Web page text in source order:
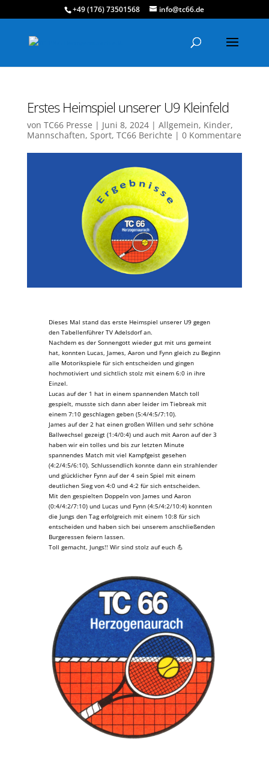
+49 (176) 73501568 info@tc66.de
Erstes Heimspiel unserer U9 Kleinfeld
von TC66 Presse | Juni 8, 2024| Allgemein, Kinder,
Mannschaften, Sport, TC66 Berichte | 0 Kommentare
Dieses Mal stand das erste Heimspiel unserer U9 gegen
den Tabellenführer TV Adelsdorf an.
Nachdem es der Sonnengott wieder gut mit uns gemeint
hat, konnten Lucas, James, Aaron und Fynn gleich zu Beginn
alle Motorikspiele für sich entscheiden und gingen
hochmotiviert und sichtlich stolz mit einem 6:0 in ihre
Einzel.
Lucas auf der 1 hat in einem spannenden Match toll
gespielt, musste sich dann aber leider im Tiebreak mit
einem 7:10 geschlagen geben (5:4/4:5/7:10).
James auf der 2 hat einen großen Willen und sehr schöne
Ballwechsel gezeigt (1:4/0:4) und auch mit Aaron auf der 3
haben wir ein tolles und bis zur letzten Minute
spannendes Match mit viel Kampfgeist gesehen
(4:2/4:5/6:10). Schlussendlich konnte dann ein strahlender
und glücklicher Fynn auf der 4 sein Spiel mit einem
deutlichen Sieg von 4:0 und 4:2 für sich entscheiden.
Mit den gespielten Doppeln von James und Aaron
(0:4/4:2/7:10) und Lucas und Fynn (4:5/4:2/10:4) konnten
die Jungs den Tag erfolgreich mit einem 10:8 für sich
entscheiden und haben sich bei unserem anschließenden
Burgeressen feiern lassen.
Toll gemacht, Jungs!! Wir sind stolz auf euch 💪